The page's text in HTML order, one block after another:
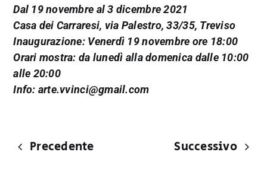
Dal 19 novembre al 3 dicembre 2021
Casa dei Carraresi, via Palestro, 33/35, Treviso
Inaugurazione: Venerdì 19 novembre ore 18:00
Orari mostra: da lunedì alla domenica dalle 10:00
alle 20:00
Info: arte.vvinci@gmail.com
Precedente Successivo